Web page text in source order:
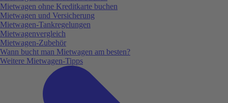
Mietwagen ohne Kreditkarte buchen
Mietwagen und Versicherung
Mietwagen-Tankregelungen
Mietwagenvergleich
Mietwagen-Zubehör
Wann bucht man Mietwagen am besten?
Weitere Mietwagen-Tipps